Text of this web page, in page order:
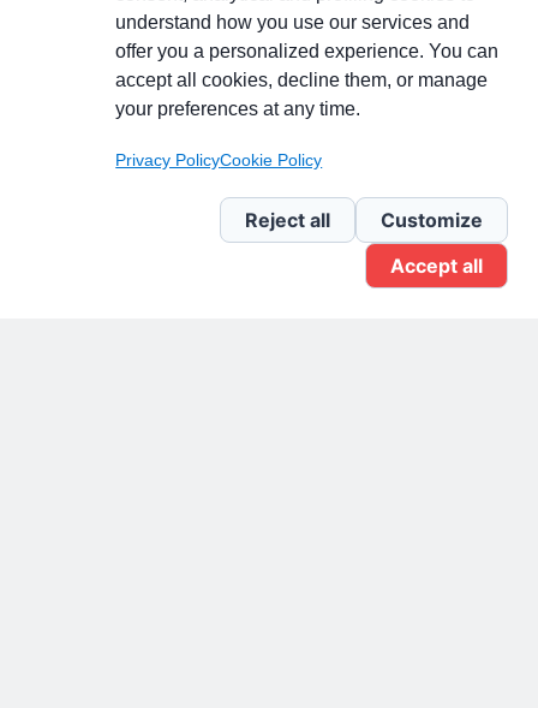
Partecipa alla discussione
Pagina Linkedin
Newsletter Linkedin
understand how you use our services and
offer you a personalized experience. You can
accept all cookies, decline them, or manage
your preferences at any time.
Privacy PolicyCookie Policy
Reject all
Customize
Accept all